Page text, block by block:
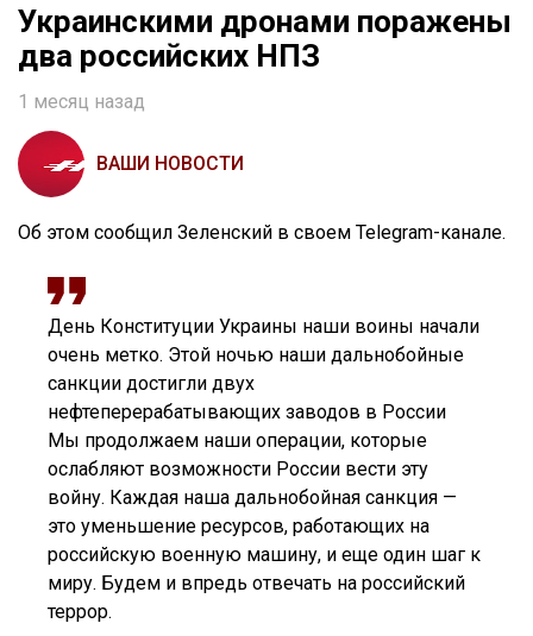
Украинскими дронами поражены
два российских НПЗ
1 месяц назад
ВАШИ НОВОСТИ
Об этом сообщил Зеленский в своем Telegram-канале.
День Конституции Украины наши воины начали
очень метко. Этой ночью наши дальнобойные
санкции достигли двух
нефтеперерабатывающих заводов в России
Мы продолжаем наши операции, которые
ослабляют возможности России вести эту
войну. Каждая наша дальнобойная санкция —
это уменьшение ресурсов, работающих на
российскую военную машину, и еще один шаг к
миру. Будем и впредь отвечать на российский
террор.